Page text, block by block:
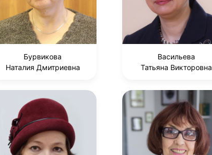
Бурвикова
Наталия Дмитриевна
Васильева
Татьяна Викторовна